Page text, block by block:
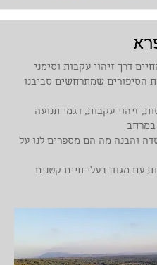
דרך זיהוי עקבות וסימני
הסיפורים שמתרחשים סביבנו
זיהוי עקבות, דגמי תנועה
במרחב
שדה והבנה מה הם מספרים לנו על
עם מגוון בעלי חיים קטנים